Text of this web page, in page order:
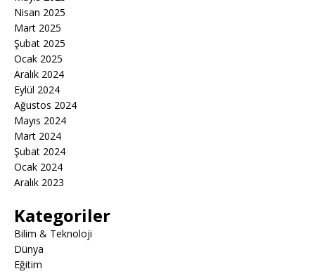
Nisan 2025
Mart 2025
Şubat 2025
Ocak 2025
Aralık 2024
Eylül 2024
Ağustos 2024
Mayıs 2024
Mart 2024
Şubat 2024
Ocak 2024
Aralık 2023
Kategoriler
Bilim & Teknoloji
Dünya
Eğitim